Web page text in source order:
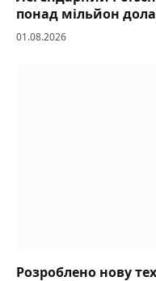
понад мільйон
01.08.2026
Розроблено нову